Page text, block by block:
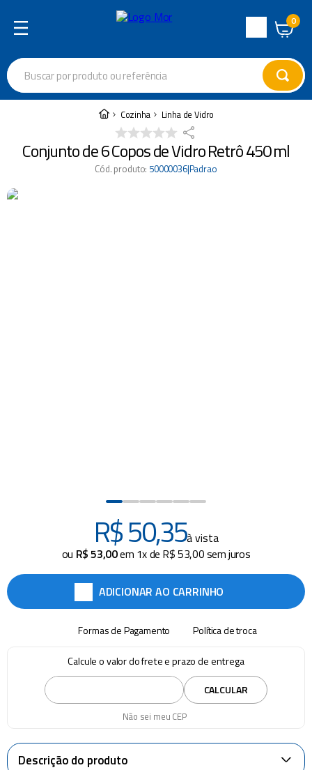
de
Atendimento
0
Buscar por produto ou referência
Cozinha Linha de Vidro
Conjunto de 6 Copos de Vidro Retrô 450 ml
Cód. produto: 50000036|Padrao
R$50,35à vista
ou R$53,00em 1x de R$53,00sem juros
ADICIONAR AO CARRINHO
Formas de Pagamento Política de troca
Calcule o valor do frete e prazo de entrega
Não sei meu CEP
CALCULAR
Descrição do produto
+
Termos mais buscados
2º varal